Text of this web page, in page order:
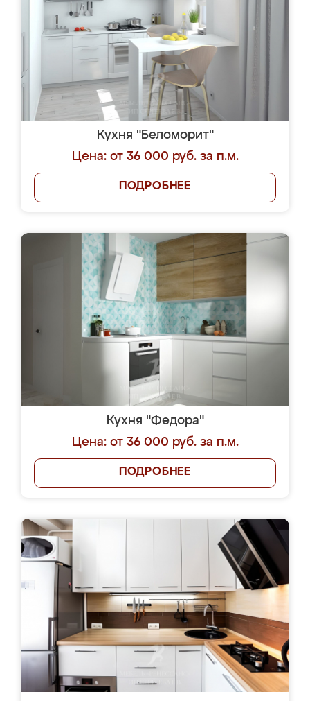
Кухня "Беломорит"
Цена: от 36 000 руб. за п.м.
ПОДРОБНЕЕ
Кухня "Федора"
Цена: от 36 000 руб. за п.м.
ПОДРОБНЕЕ